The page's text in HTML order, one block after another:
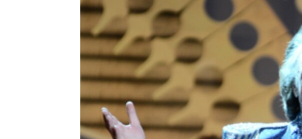
ЫҢГАЙСЫЗ СУРООЛОР